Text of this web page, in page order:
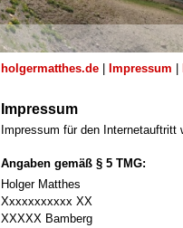
holgermatthes.de Impressum
Impressum
Impressum für den
Angaben gemäß § 5 TMG:
Holger Matthes
Xxxxxxxxxxx XX
XXXXX Bamberg